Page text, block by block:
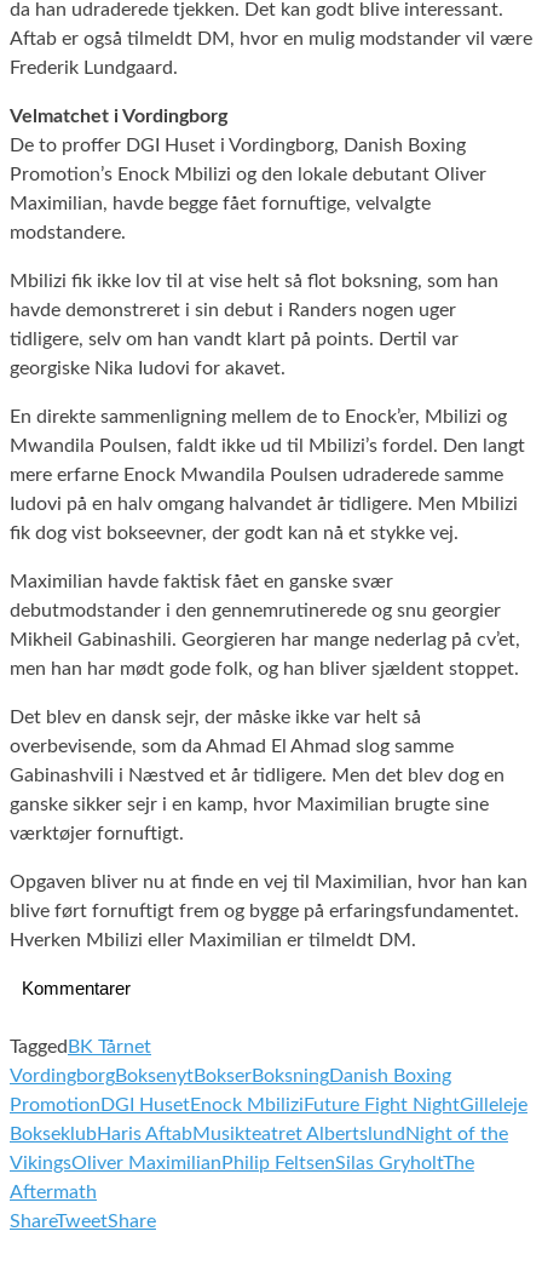
da han udraderede tjekken. Det kan godt blive interessant.
Aftab er også tilmeldt DM, hvor en mulig modstander vil være
Frederik Lundgaard.
Velmatchet i Vordingborg
De to proffer DGI Huset i Vordingborg, Danish Boxing
Promotion’s Enock Mbilizi og den lokale debutant Oliver
Maximilian, havde begge fået fornuftige, velvalgte
modstandere.
Mbilizi fik ikke lov til at vise helt så flot boksning, som han
havde demonstreret i sin debut i Randers nogen uger
tidligere, selv om han vandt klart på points. Dertil var
georgiske Nika Iudovi for akavet.
En direkte sammenligning mellem de to Enock’er, Mbilizi og
Mwandila Poulsen, faldt ikke ud til Mbilizi’s fordel. Den langt
mere erfarne Enock Mwandila Poulsen udraderede samme
Iudovi på en halv omgang halvandet år tidligere. Men Mbilizi
fik dog vist bokseevner, der godt kan nå et stykke vej.
Maximilian havde faktisk fået en ganske svær
debutmodstander i den gennemrutinerede og snu georgier
Mikheil Gabinashili. Georgieren har mange nederlag på cv’et,
men han har mødt gode folk, og han bliver sjældent stoppet.
Det blev en dansk sejr, der måske ikke var helt så
overbevisende, som da Ahmad El Ahmad slog samme
Gabinashvili i Næstved et år tidligere. Men det blev dog en
ganske sikker sejr i en kamp, hvor Maximilian brugte sine
værktøjer fornuftigt.
Opgaven bliver nu at finde en vej til Maximilian, hvor han kan
blive ført fornuftigt frem og bygge på erfaringsfundamentet.
Hverken Mbilizi eller Maximilian er tilmeldt DM.
Kommentarer
Tagged BK Tårnet
VordingborgBoksenytBokserBoksningDanish Boxing
Promotion DGI HusetEnock Mbilizi Future Fight NightGilleleje
BokseklubHaris AftabMusikteatret Albertslund Night of the
VikingsOliver Maximilian Philip FeltsenSilas GryholtThe
Aftermath
ShareTweetShare